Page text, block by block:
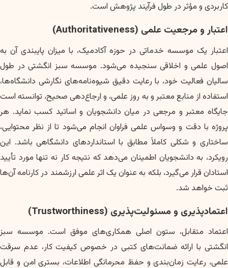
کاربردی و مؤثر در طول فرآیند پژوهش است.
اعتبار و مرجعیت علمی (Authoritativeness)
اعتبار یک موسسه خدماتی در حوزه آکادمیک، با میزان پایبندی آن به
اصول علمی و اخلاقی سنجیده می‌شود. موسسه سبز انگشتی در طول
سالیان فعالیت خود، با رعایت دقیق شیوه‌نامه‌های نگارشی دانشگاه‌ها،
استفاده از منابع معتبر و به روز علمی، و ارجاع‌دهی صحیح، توانسته است
جایگاه معتبر و مرجعی در میان دانشجویان و اساتید کسب نماید. هر
پروژه با دقت و وسواس علمی فراوان انجام می‌شود تا از نظر محتوایی،
ساختاری و شکلی کاملاً مطابق با استانداردهای دانشگاهی باشد. این
رویکرد، به دانشجویان اطمینان می‌دهد که نتیجه کار نه تنها مورد تأیید
استادان قرار می‌گیرد، بلکه به عنوان یک اثر علمی ارزشمند در کارنامه آن‌ها
ثبت خواهد شد.
اعتمادپذیری و مسئولیت‌پذیری (Trustworthiness)
اعتماد متقابل، ستون اصلی همکاری‌های موفق است. موسسه سبز
انگشتی با ارائه ضمانت‌های کتبی در خصوص کیفیت کار، عدم سرقت
علمی، رعایت زمان‌بندی و حفظ محرمانگی اطلاعات، بستری امن و قابل